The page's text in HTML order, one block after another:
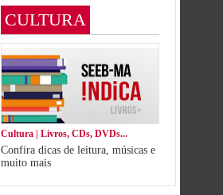
CULTURA
Cultura | Livros, CDs, DVDs...
Confira dicas de leitura, músicas e
muito mais